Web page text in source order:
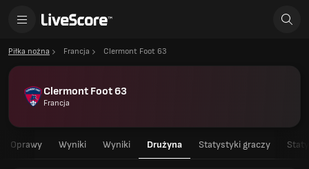
Piłka nożna Francja Clermont Foot 63
Clermont Foot 63
Francja
Oprawy Wyniki Wyniki Drużyna Statystyki graczy